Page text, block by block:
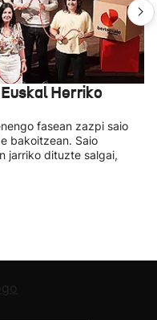
Herriko
fasean zazpi saio
bakoitzean. Saio
jarriko dituzte salgai,